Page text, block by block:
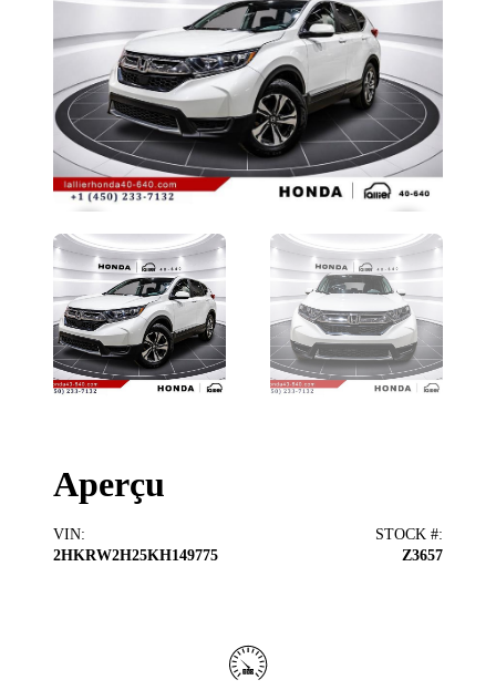
Aperçu
VIN:
2HKRW2H25KH149775
STOCK #:
Z3657